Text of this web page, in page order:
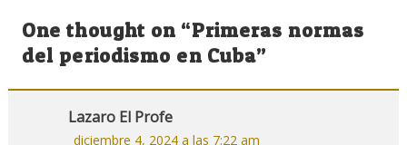
de
entradas
One thought on “Primeras normas
del periodismo en Cuba”
Lazaro El Profe
diciembre 4, 2024 a las 7:22 am